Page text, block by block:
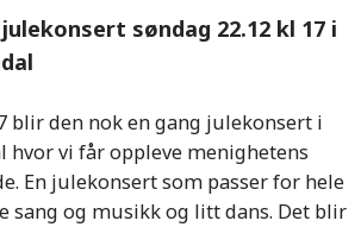
søndag 22.12 kl 17 i
blir den nok en gang julekonsert i
hvor vi får oppleve menighetens
En julekonsert som passer for hele
sang og musikk og litt dans. Det blir